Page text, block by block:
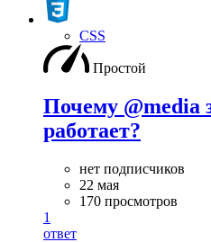
CSS
Простой
Почему @media
работает?
нет подписчиков
22 мая
170 просмотров
1
ответ